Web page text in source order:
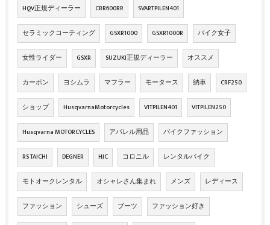
HQV正規ディーラー CBR600RR SVARTPILEN401
セラミックコーティング GSXR1000 GSXR1000R バイク女子
女性ライダー GSXR SUZUKI正規ディーラー オススメ
カーボン ヨシムラ マフラー モータース 納車 CRF250
ショップ HusqvarnaMotorcycles VITPILEN401 VITPILEN250
Husqvarna MOTORCYCLES アパレル用品 バイクファッション
RS TAICHI DEGNER HJC コロニル レンタルバイク
モトオークレンタル オシャレさん集まれ メンズ レディース
ファッション シューズ ブーツ ファッション好き